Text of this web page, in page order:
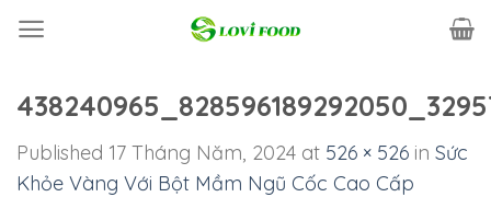
Published 17 Tháng Năm, 2024 at 526 × 526 in Sức
Khỏe Vàng Với Bột Mầm Ngũ Cốc Cao Cấp